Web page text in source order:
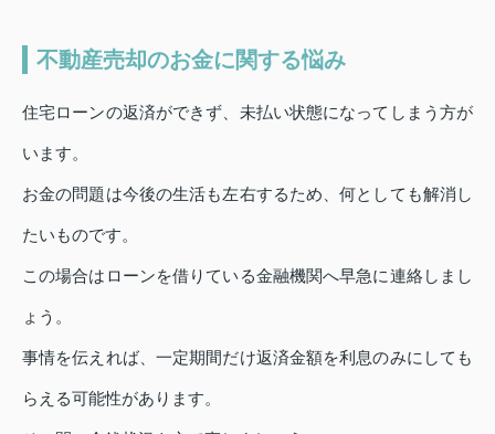
不動産売却のお金に関する悩み
住宅ローンの返済ができず、未払い状態になってしまう方が
います。
お金の問題は今後の生活も左右するため、何としても解消し
たいものです。
この場合はローンを借りている金融機関へ早急に連絡しまし
ょう。
事情を伝えれば、一定期間だけ返済金額を利息のみにしても
らえる可能性があります。